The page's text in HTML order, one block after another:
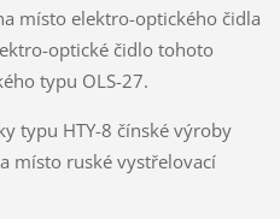
místo elektro-optického čidla
optické čidlo tohoto
typu OLS-27.
typu HTY-8 čínské výroby
místo ruské vystřelovací